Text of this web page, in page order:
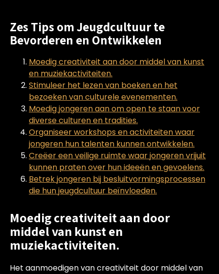
Zes Tips om Jeugdcultuur te
Bevorderen en Ontwikkelen
Moedig creativiteit aan door middel van kunst
en muziekactiviteiten.
Stimuleer het lezen van boeken en het
bezoeken van culturele evenementen.
Moedig jongeren aan om open te staan voor
diverse culturen en tradities.
Organiseer workshops en activiteiten waar
jongeren hun talenten kunnen ontwikkelen.
Creëer een veilige ruimte waar jongeren vrijuit
kunnen praten over hun ideeën en gevoelens.
Betrek jongeren bij besluitvormingsprocessen
die hun jeugdcultuur beïnvloeden.
Moedig creativiteit aan door
middel van kunst en
muziekactiviteiten.
Het aanmoedigen van creativiteit door middel van